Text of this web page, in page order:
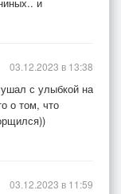
с улыбкой на
о том, что
03.12.2023 в 13:38
03.12.2023 в 11:59